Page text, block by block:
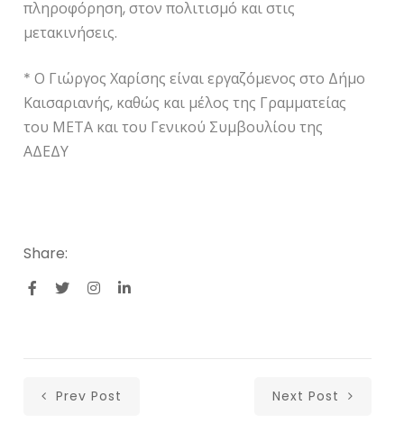
πληροφόρηση, στον πολιτισμό και στις
μετακινήσεις.
* Ο Γιώργος Χαρίσης είναι εργαζόμενος στο Δήμο
Καισαριανής, καθώς και μέλος της Γραμματείας
του ΜΕΤΑ και του Γενικού Συμβουλίου της
ΑΔΕΔΥ
Share:
Prev Post Next Post